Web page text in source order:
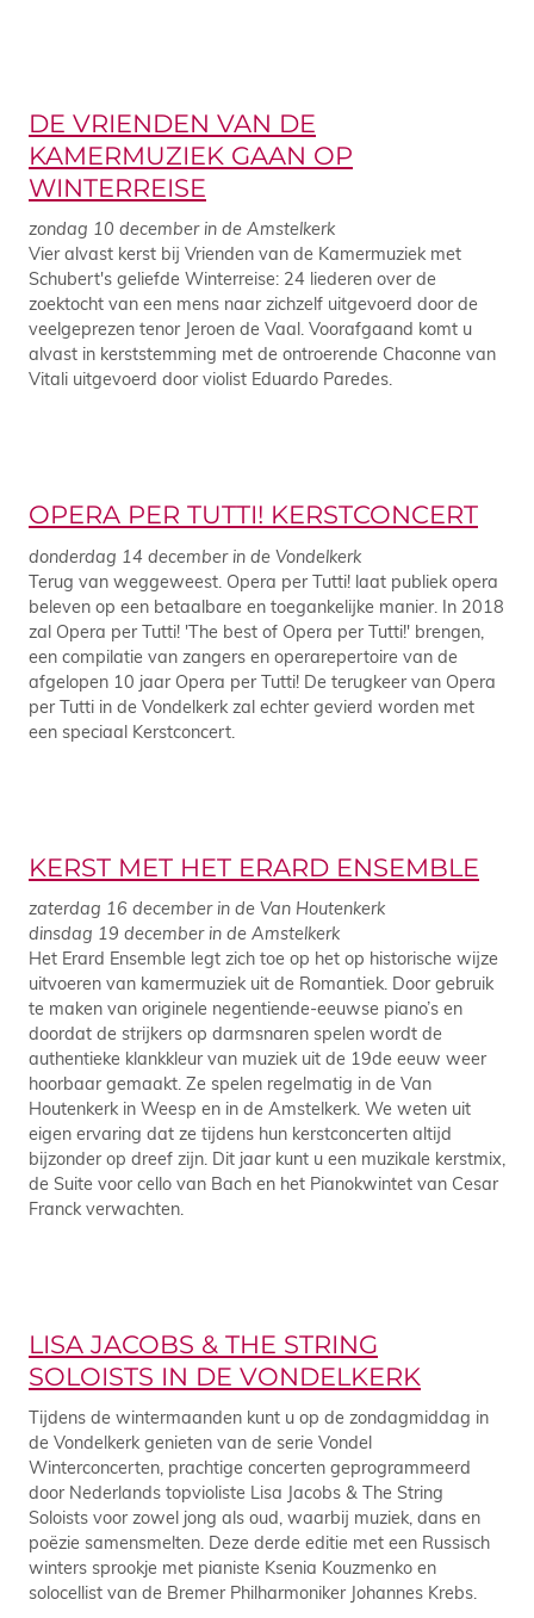
DE VRIENDEN VAN DE
KAMERMUZIEK GAAN OP
WINTERREISE
zondag 10 december in de Amstelkerk
Vier alvast kerst bij Vrienden van de Kamermuziek met
Schubert's geliefde Winterreise: 24 liederen over de
zoektocht van een mens naar zichzelf uitgevoerd door de
veelgeprezen tenor Jeroen de Vaal. Voorafgaand komt u
alvast in kerststemming met de ontroerende Chaconne van
Vitali uitgevoerd door violist Eduardo Paredes.
OPERA PER TUTTI! KERSTCONCERT
donderdag 14 december in de Vondelkerk
Terug van weggeweest. Opera per Tutti! laat publiek opera
beleven op een betaalbare en toegankelijke manier. In 2018
zal Opera per Tutti! 'The best of Opera per Tutti!' brengen,
een compilatie van zangers en operarepertoire van de
afgelopen 10 jaar Opera per Tutti! De terugkeer van Opera
per Tutti in de Vondelkerk zal echter gevierd worden met
een speciaal Kerstconcert.
KERST MET HET ERARD ENSEMBLE
zaterdag 16 december in de Van Houtenkerk
dinsdag 19 december in de Amstelkerk
Het Erard Ensemble legt zich toe op het op historische wijze
uitvoeren van kamermuziek uit de Romantiek. Door gebruik
te maken van originele negentiende-eeuwse piano’s en
doordat de strijkers op darmsnaren spelen wordt de
authentieke klankkleur van muziek uit de 19de eeuw weer
hoorbaar gemaakt. Ze spelen regelmatig in de Van
Houtenkerk in Weesp en in de Amstelkerk. We weten uit
eigen ervaring dat ze tijdens hun kerstconcerten altijd
bijzonder op dreef zijn. Dit jaar kunt u een muzikale kerstmix,
de Suite voor cello van Bach en het Pianokwintet van Cesar
Franck verwachten.
LISA JACOBS & THE STRING
SOLOISTS IN DE VONDELKERK
Tijdens de wintermaanden kunt u op de zondagmiddag in
de Vondelkerk genieten van de serie Vondel
Winterconcerten, prachtige concerten geprogrammeerd
door Nederlands topvioliste Lisa Jacobs & The String
Soloists voor zowel jong als oud, waarbij muziek, dans en
poëzie samensmelten. Deze derde editie met een Russisch
winters sprookje met pianiste Ksenia Kouzmenko en
solocellist van de Bremer Philharmoniker Johannes Krebs.